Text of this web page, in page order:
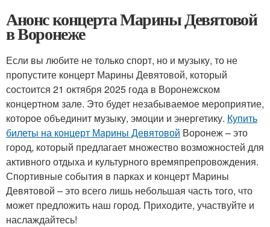
Анонс концерта Марины Девятовой
в Воронеже
Если вы любите не только спорт, но и музыку, то не
пропустите концерт Марины Девятовой, который
состоится 21 октября 2025 года в Воронежском
концертном зале. Это будет незабываемое мероприятие,
которое объединит музыку, эмоции и энергетику. Купить
билеты на концерт Марины Девятовой Воронеж – это
город, который предлагает множество возможностей для
активного отдыха и культурного времяпрепровождения.
Спортивные события в парках и концерт Марины
Девятовой – это всего лишь небольшая часть того, что
может предложить наш город. Приходите, участвуйте и
наслаждайтесь!